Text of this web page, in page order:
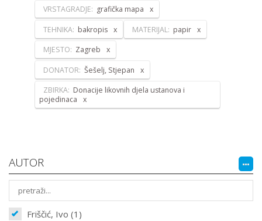
VRSTAGRADJE: grafička mapa
TEHNIKA: bakropis MATERIJAL: papir
MJESTO: Zagreb
DONATOR: Šešelj, Stjepan
ZBIRKA: Donacije likovnih djela ustanova i
pojedinaca
AUTOR
Friščić, Ivo (1)